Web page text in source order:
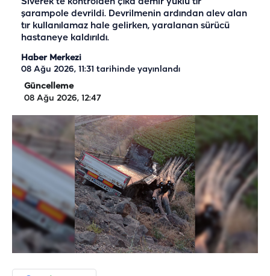
şarampole devrildi. Devrilmenin ardından alev alan
tır kullanılamaz hale gelirken, yaralanan sürücü
hastaneye kaldırıldı.
Haber Merkezi
08 Ağu 2026, 11:31 tarihinde yayınlandı
Güncelleme
08 Ağu 2026, 12:47